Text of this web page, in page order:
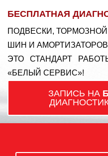
БЕСПЛАТНАЯ
ПОДВЕСКИ,
ШИН И АМОРТИЗАТОРОВ
ЭТО СТАНДАРТ
«БЕЛЫЙ СЕРВИС»!
ЗАПИСЬ НА